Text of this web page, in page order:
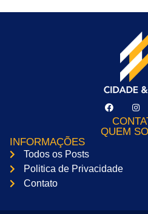
QUEM
INFORMAÇÕES
Todos os Posts
Politica de Privacidade
Contato